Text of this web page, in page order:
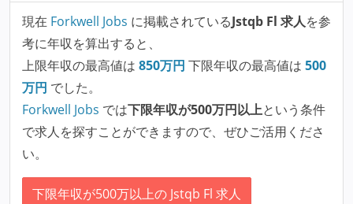
現在 Forkwell Jobs に掲載されているJstqb Fl 求人を参
考に年収を算出すると、
上限年収の最高値は 850万円 下限年収の最高値は 500
万円 でした。
Forkwell Jobs では下限年収が500万円以上という条件
で求人を探すことができますので、ぜひご活用くださ
い。
下限年収が500万以上の Jstqb Fl 求人